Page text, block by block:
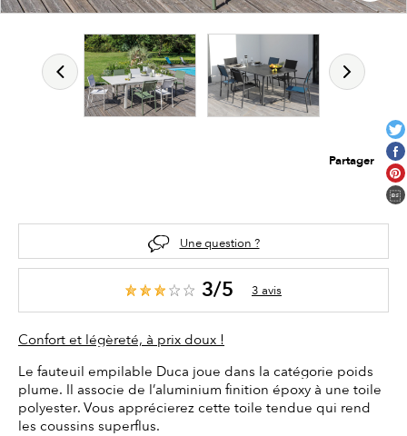
Partager
Une question ?
3/5 3 avis
Confort et légèreté, à prix doux !
Le fauteuil empilable Duca joue dans la catégorie poids
plume. Il associe de l’aluminium finition époxy à une toile
polyester. Vous apprécierez cette toile tendue qui rend
les coussins superflus.